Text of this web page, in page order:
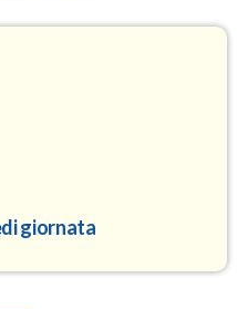
giornata